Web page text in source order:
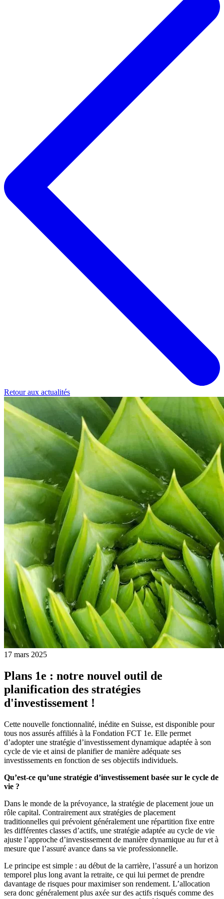
Retour aux actualités
17 mars 2025
Plans 1e : notre nouvel outil de
planification des stratégies
d'investissement !
Cette nouvelle fonctionnalité, inédite en Suisse, est disponible pour
tous nos assurés affiliés à la Fondation FCT 1e. Elle permet
d’adopter une stratégie d’investissement dynamique adaptée à son
cycle de vie et ainsi de planifier de manière adéquate ses
investissements en fonction de ses objectifs individuels.
Qu’est-ce qu’une stratégie d’investissement basée sur le cycle de
vie ?
Dans le monde de la prévoyance, la stratégie de placement joue un
rôle capital. Contrairement aux stratégies de placement
traditionnelles qui prévoient généralement une répartition fixe entre
les différentes classes d’actifs, une stratégie adaptée au cycle de vie
ajuste l’approche d’investissement de manière dynamique au fur et à
mesure que l’assuré avance dans sa vie professionnelle.
Le principe est simple : au début de la carrière, l’assuré a un horizon
temporel plus long avant la retraite, ce qui lui permet de prendre
davantage de risques pour maximiser son rendement. L’allocation
sera donc généralement plus axée sur des actifs risqués comme des